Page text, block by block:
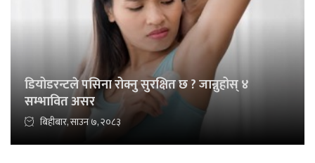
डियोडरन्टले पसिना रोक्नु सुरक्षित छ ? जान्नुहोस् ४
सम्भावित असर
बिहीबार, साउन ७, २०८३